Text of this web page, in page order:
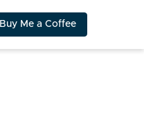
Buy Me a Coffee